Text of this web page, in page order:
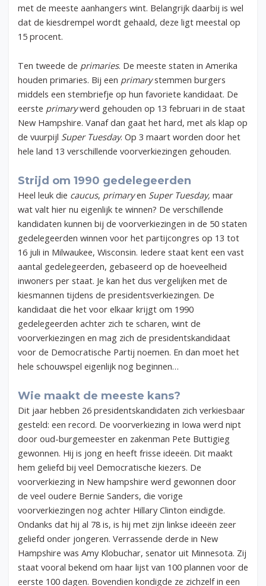
met de meeste aanhangers wint. Belangrijk daarbij is wel
dat de kiesdrempel wordt gehaald, deze ligt meestal op
15 procent.
Ten tweede de primaries. De meeste staten in Amerika
houden primaries. Bij een primarystemmen burgers
middels een stembriefje op hun favoriete kandidaat. De
eerste primarywerd gehouden op 13 februari in de staat
New Hampshire. Vanaf dan gaat het hard, met als klap op
de vuurpijl Super Tuesday. Op 3 maart worden door het
hele land 13 verschillende voorverkiezingen gehouden.
Strijd om 1990 gedelegeerden
Heel leuk die caucus, primaryen Super Tuesday, maar
wat valt hier nu eigenlijk te winnen? De verschillende
kandidaten kunnen bij de voorverkiezingen in de 50 staten
gedelegeerden winnen voor het partijcongres op 13 tot
16 juli in Milwaukee, Wisconsin. Iedere staat kent een vast
aantal gedelegeerden, gebaseerd op de hoeveelheid
inwoners per staat. Je kan het dus vergelijken met de
kiesmannen tijdens de presidentsverkiezingen. De
kandidaat die het voor elkaar krijgt om 1990
gedelegeerden achter zich te scharen, wint de
voorverkiezingen en mag zich de presidentskandidaat
voor de Democratische Partij noemen. En dan moet het
hele schouwspel eigenlijk nog beginnen…
Wie maakt de meeste kans?
Dit jaar hebben 26 presidentskandidaten zich verkiesbaar
gesteld: een record. De voorverkiezing in Iowa werd nipt
door oud-burgemeester en zakenman Pete Buttigieg
gewonnen. Hij is jong en heeft frisse ideeën. Dit maakt
hem geliefd bij veel Democratische kiezers. De
voorverkiezing in New hampshire werd gewonnen door
de veel oudere Bernie Sanders, die vorige
voorverkiezingen nog achter Hillary Clinton eindigde.
Ondanks dat hij al 78 is, is hij met zijn linkse ideeën zeer
geliefd onder jongeren. Verrassende derde in New
Hampshire was Amy Klobuchar, senator uit Minnesota. Zij
staat vooral bekend om haar lijst van 100 plannen voor de
eerste 100 dagen. Bovendien kondigde ze zichzelf in een